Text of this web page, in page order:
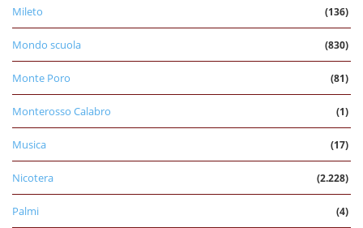
Mileto (136)
Mondo scuola (830)
Monte Poro (81)
Monterosso Calabro (1)
Musica (17)
Nicotera (2.228)
Palmi (4)